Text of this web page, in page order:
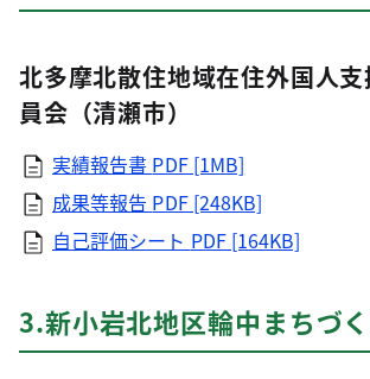
北多摩北散住地域在住外国人
員会（清瀬市）
実績報告書 PDF [1MB]
成果等報告 PDF [248KB]
自己評価シート PDF [164KB]
3.新小岩北地区輪中まちづ